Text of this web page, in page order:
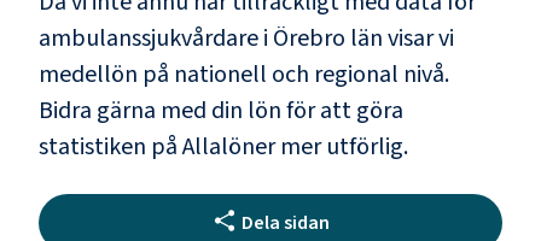
ambulanssjukvårdarei Örebro länvisar vi
medellön på nationell och regional nivå.
Bidra gärna med din lön för att göra
statistiken på Allalöner mer utförlig.
Dela sidan